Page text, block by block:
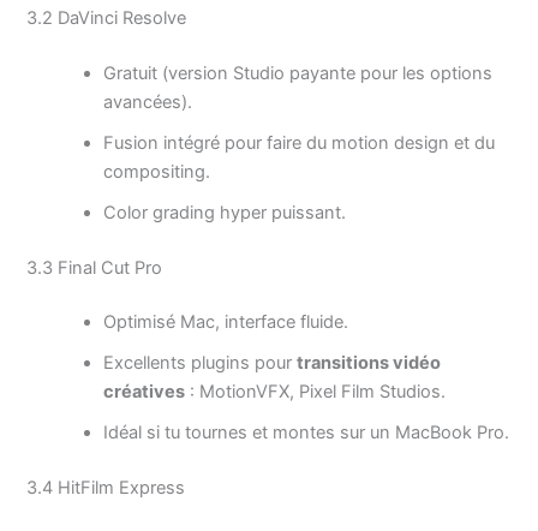
3.2 DaVinci Resolve
Gratuit (version Studio payante pour les options
avancées).
Fusion intégré pour faire du motion design et du
compositing.
Color grading hyper puissant.
3.3 Final Cut Pro
Optimisé Mac, interface fluide.
Excellents plugins pourtransitions vidéo
créatives : MotionVFX, Pixel Film Studios.
Idéal si tu tournes et montes sur un MacBook Pro.
3.4 HitFilm Express